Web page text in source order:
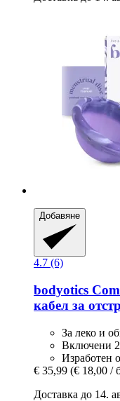
Добавяне
4.7 (6)
bodyotics
кабел за
За леко и
Включени 2
Изработен
€ 35,99 (€ 18,00 /
Доставка до 14.